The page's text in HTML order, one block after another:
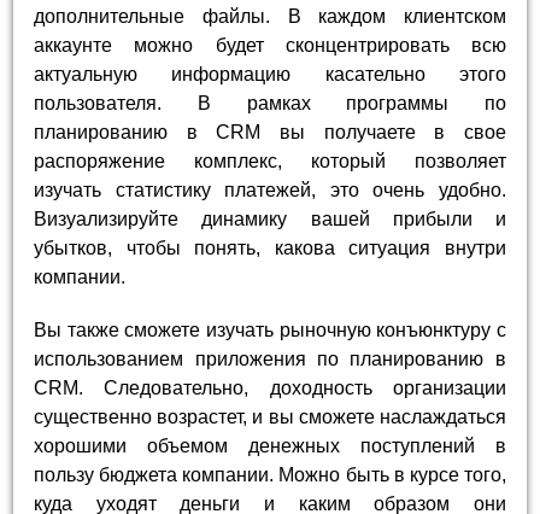
дополнительные файлы. В каждом клиентском
аккаунте можно будет сконцентрировать всю
актуальную информацию касательно этого
пользователя. В рамках программы по
планированию в CRM вы получаете в свое
распоряжение комплекс, который позволяет
изучать статистику платежей, это очень удобно.
Визуализируйте динамику вашей прибыли и
убытков, чтобы понять, какова ситуация внутри
компании.
Вы также сможете изучать рыночную конъюнктуру с
использованием приложения по планированию в
CRM. Следовательно, доходность организации
существенно возрастет, и вы сможете наслаждаться
хорошими объемом денежных поступлений в
пользу бюджета компании. Можно быть в курсе того,
куда уходят деньги и каким образом они